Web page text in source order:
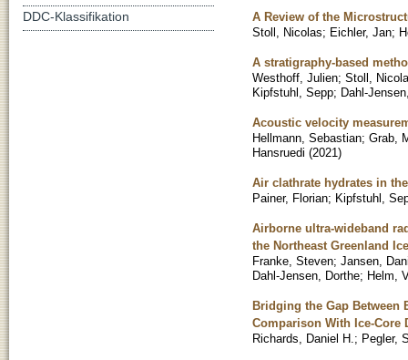
A Review of the
Stoll, Nicolas; Eichler, Jan;
A stratigraphy-based
Westhoff, Julien; Stoll,
Kipfstuhl, Sepp; Dahl-
Acoustic velocity
Hellmann, Sebastian; Grab,
Hansruedi (2021)
Air clathrate hydrates in
Painer, Florian; Kipfstuhl,
Airborne ultra-wideband
the Northeast Greenland
Franke, Steven; Jansen,
Dahl-Jensen, Dorthe; Helm,
Bridging the Gap Between
Comparison With Ice-Core
Richards, Daniel H. ; Pegler,
DDC-Klassifikation